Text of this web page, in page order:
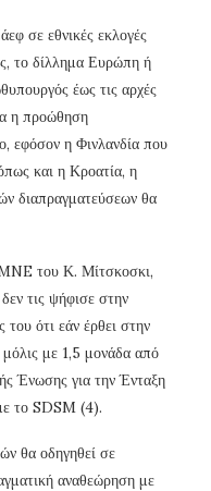
σε εθνικές εκλογές
το δίλλημα Ευρώπη ή
έως τις αρχές
η προώθηση
εφόσον η Φινλανδία που
και η Κροατία, η
διαπραγματεύσεων θα
του Κ. Μίτσκοσκι,
τις ψήφισε στην
ότι εάν έρθει στην
μόλις με 1,5 μονάδα από
Ένωσης για την Ένταξη
το SDSM (4).
θα οδηγηθεί σε
αναθεώρηση με